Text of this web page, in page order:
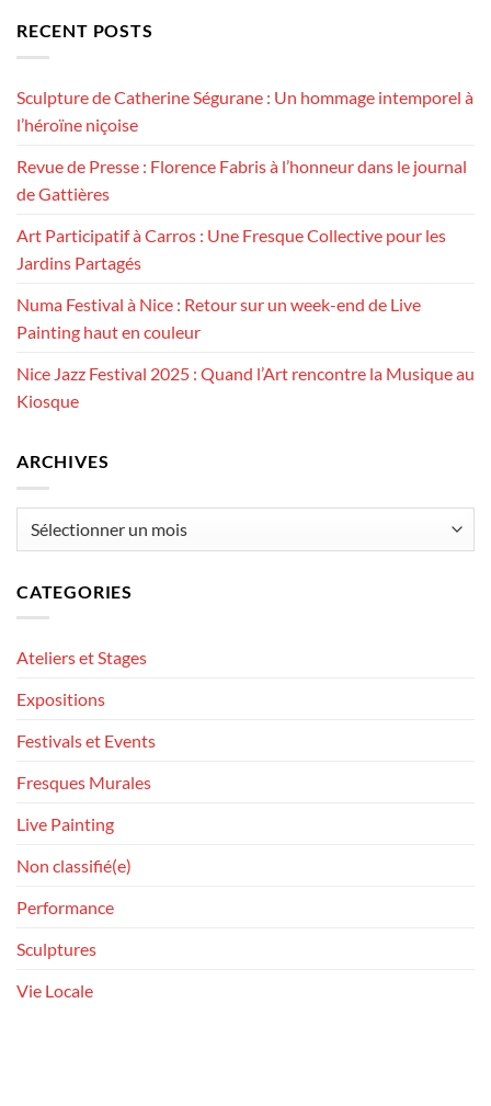
RECENT POSTS
Sculpture de Catherine Ségurane : Un hommage intemporel à
l’héroïne niçoise
Revue de Presse : Florence Fabris à l’honneur dans le journal
de Gattières
Art Participatif à Carros : Une Fresque Collective pour les
Jardins Partagés
Numa Festival à Nice : Retour sur un week-end de Live
Painting haut en couleur
Nice Jazz Festival 2025 : Quand l’Art rencontre la Musique au
Kiosque
ARCHIVES
CATEGORIES
Ateliers et Stages
Expositions
Festivals et Events
Fresques Murales
Live Painting
Non classifié(e)
Performance
Sculptures
Vie Locale